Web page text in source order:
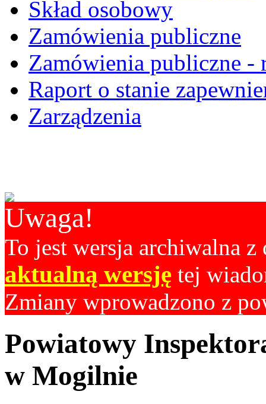
Skład osobowy
Zamówienia publiczne
Zamówienia publiczne -
Raport o stanie
Zarządzenia
Uwaga!
To jest wersja archiwalna
aktualną wersję tej
Zmiany wprowadzono z
Powiatowy
w Mogilnie